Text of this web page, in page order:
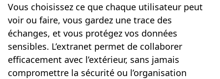
Vous choisissez ce que chaque utilisateur peut
voir ou faire, vous gardez une trace des
échanges, et vous protégez vos données
sensibles. L’extranet permet de collaborer
efficacement avec l’extérieur, sans jamais
compromettre la sécurité ou l’organisation